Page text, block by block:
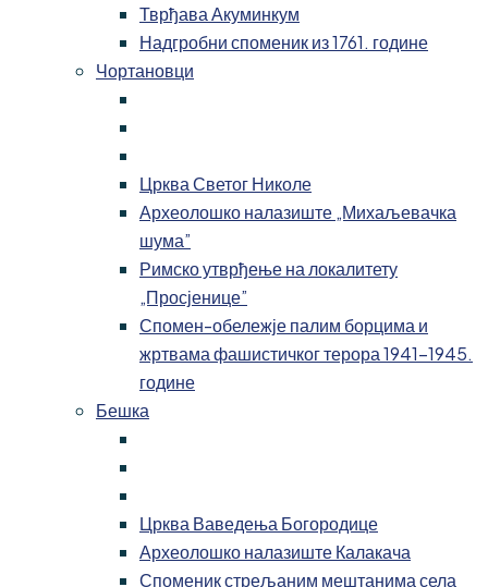
Тврђава Акуминкум
Надгробни споменик из 1761. године
Чортановци
Црква Светог Николе
Археолошко налазиште „Михаљевачка
шума”
Римско утврђење на локалитету
„Просјенице”
Спомен-обележје палим борцима и
жртвама фашистичког терора 1941-1945.
године
Бешка
Црква Ваведења Богородице
Археолошко налазиште Калакача
Споменик стрељаним мештанима села